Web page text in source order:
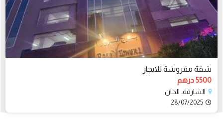
شقة مفروشة للايجار
5500 درهم
الشارقة، الخان
28/07/2025